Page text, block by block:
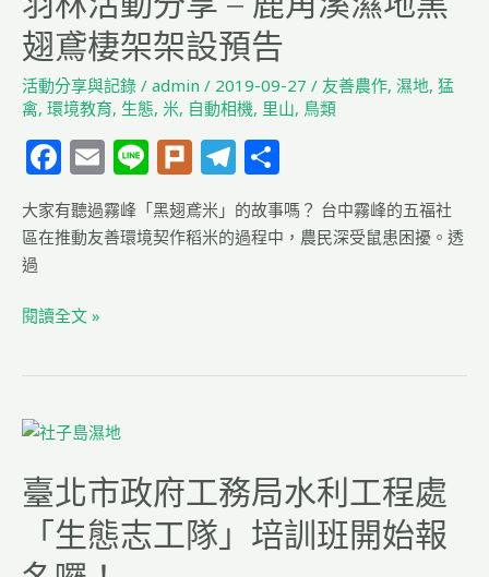
設
計
翅鳶棲架架設預告
活動分享與記錄 / admin / 2019-09-27 / 友善農作, 濕地, 猛
禽, 環境教育, 生態, 米, 自動相機, 里山, 鳥類
F
a
c
e
b
o
o
E
m
ai
l
Li
n
e
Pl
u
rk
T
el
e
g
享
大家有聽過霧峰「黑翅鳶米」的故事嗎？ 台中霧峰的五福社
區在推動友善環境契作稻米的過程中，農民深受鼠患困擾。透
過
動
分
享
–
角
濕
地
黑
鳶
架
設
告
閱讀全文 »
臺北市政府工務局水利工程處
「生態志工隊」培訓班開始報
臺
市
政
工